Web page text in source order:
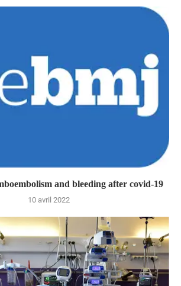
and bleeding after covid-19
10 avril 2022